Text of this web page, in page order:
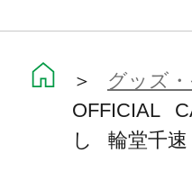
・プレイシート 1
・マーカーシー
（ダメージ、SP
＞ グッズ
OFFICIAL
し 輪堂千速